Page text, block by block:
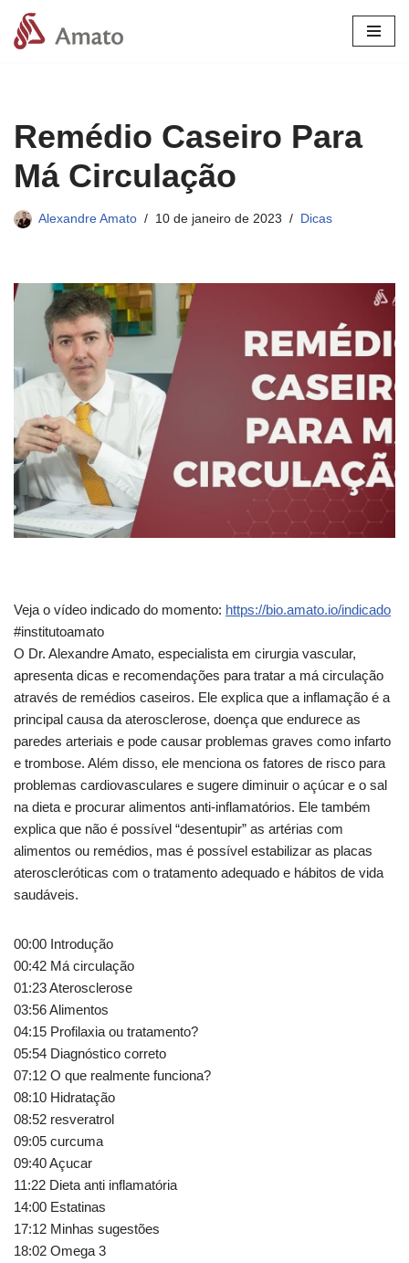
Pular
Remédio Caseiro Para
Má Circulação
Alexandre Amato 10 de janeiro de 2023 Dicas
Veja o vídeo indicado do momento: https://bio.amato.io/indicado
#institutoamato
O Dr. Alexandre Amato, especialista em cirurgia vascular,
apresenta dicas e recomendações para tratar a má circulação
através de remédios caseiros. Ele explica que a inflamação é a
principal causa da aterosclerose, doença que endurece as
paredes arteriais e pode causar problemas graves como infarto
e trombose. Além disso, ele menciona os fatores de risco para
problemas cardiovasculares e sugere diminuir o açúcar e o sal
na dieta e procurar alimentos anti-inflamatórios. Ele também
explica que não é possível “desentupir” as artérias com
alimentos ou remédios, mas é possível estabilizar as placas
ateroscleróticas com o tratamento adequado e hábitos de vida
saudáveis.
00:00 Introdução
00:42 Má circulação
01:23 Aterosclerose
03:56 Alimentos
04:15 Profilaxia ou tratamento?
05:54 Diagnóstico correto
07:12 O que realmente funciona?
08:10 Hidratação
08:52 resveratrol
09:05 curcuma
09:40 Açucar
11:22 Dieta anti inflamatória
14:00 Estatinas
17:12 Minhas sugestões
18:02 Omega 3